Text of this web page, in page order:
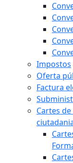
Impostos
Oferta
Factura
Cartes